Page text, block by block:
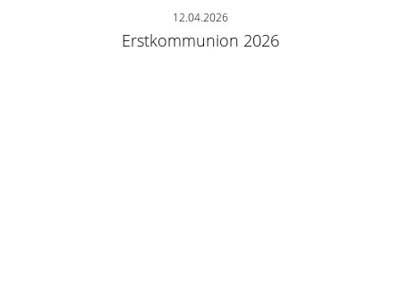
12.04.2026
Erstkommunion 2026